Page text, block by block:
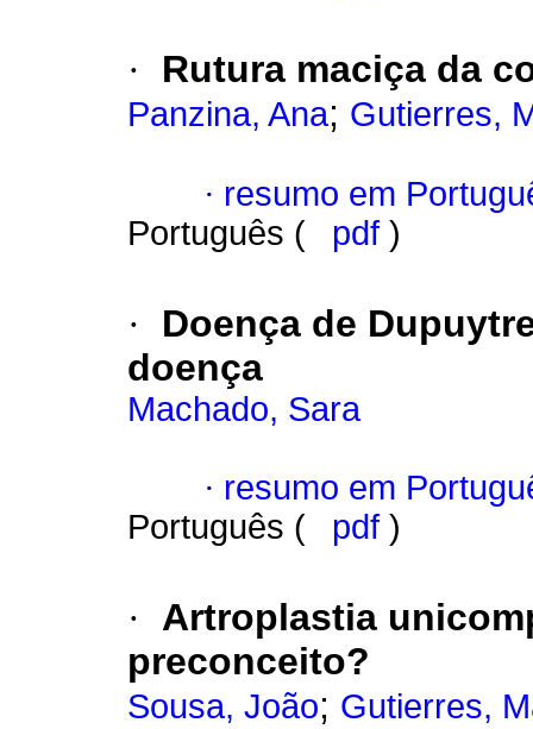
· Rutura maciça da
Panzina, Ana; Gutierres,
· resumo em
Português (
pdf )
·
Doença de
doença
Machado, Sara
· resumo em
Português (
pdf )
·
Artroplastia
preconceito?
Sousa, João; Gutierres,